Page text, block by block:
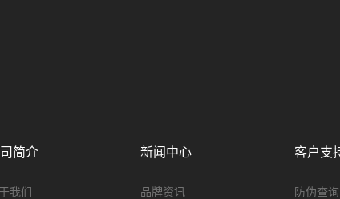
简介
我们
新闻中心
品牌资讯
客户支
防伪查询